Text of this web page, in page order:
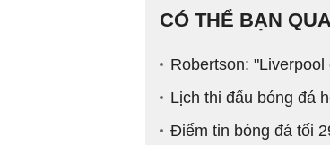
CÓ THỂ BẠN
Robertson:
Lịch thi đấu bóng đá
Điểm tin bóng đá tối